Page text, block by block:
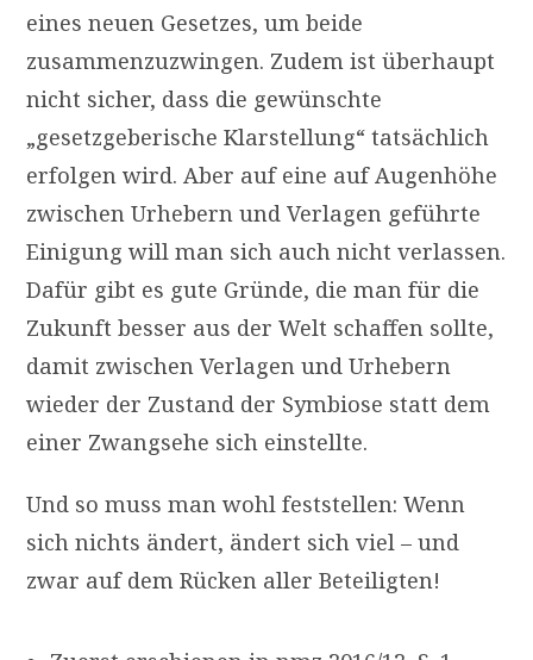
eines neuen Gesetzes, um beide
zusammenzuzwingen. Zudem ist überhaupt
nicht sicher, dass die gewünschte
„gesetzgeberische Klarstellung“ tatsächlich
erfolgen wird. Aber auf eine auf Augenhöhe
zwischen Urhebern und Verlagen geführte
Einigung will man sich auch nicht verlassen.
Dafür gibt es gute Gründe, die man für die
Zukunft besser aus der Welt schaffen sollte,
damit zwischen Verlagen und Urhebern
wieder der Zustand der Symbiose statt dem
einer Zwangsehe sich einstellte.
Und so muss man wohl feststellen: Wenn
sich nichts ändert, ändert sich viel – und
zwar auf dem Rücken aller Beteiligten!